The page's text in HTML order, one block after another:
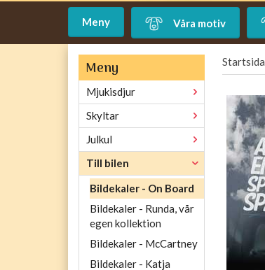
Meny Våra motiv
Meny
Mjukisdjur
Skyltar
Julkul
Till bilen
Bildekaler - On Board
Bildekaler - Runda, vår
egen kollektion
Bildekaler - McCartney
Bildekaler - Katja
Startsida